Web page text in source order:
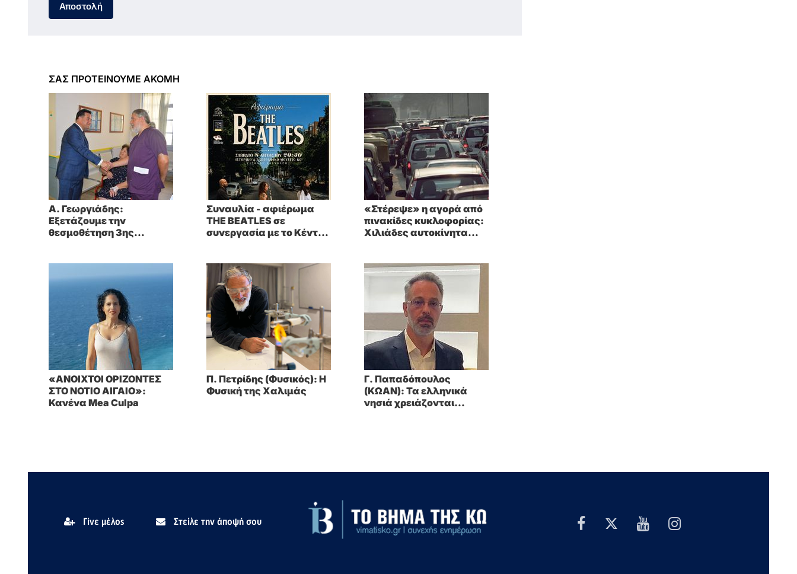
Αποστολή
ΣΑΣ ΠΡΟΤΕΙΝΟΥΜΕ ΑΚΟΜΗ
A. Γεωργιάδης:
Eξετάζουμε την
θεσμοθέτηση 3ης
Συναυλία - αφιέρωμα
THE BEATLES σε
συνεργασία με το Κέντρο
«Στέρεψε» η αγορά από
πινακίδες κυκλοφορίας:
Χιλιάδες αυτοκίνητα
αναζητά το υπουργείο
«ΑΝΟΙΧΤΟΙ ΟΡΙΖΟΝΤΕΣ
ΣΤΟ ΝΟΤΙΟ ΑΙΓΑΙΟ»:
Κανένα Mea Culpa
Π. Πετρίδης (Φυσικός): Η
Φυσική της Χαλιμάς
Γ. Παπαδόπουλος
(ΚΩΑΝ): Τα ελληνικά
νησιά χρειάζονται
Γίνε μέλος Στείλε την άποψή σου